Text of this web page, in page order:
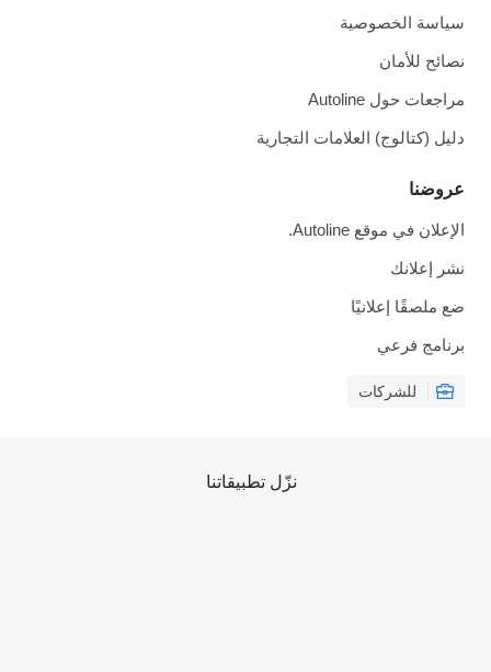
سياسة الخصوصية
نصائح للأمان
مراجعات حول Autoline
دليل (كتالوج) العلامات التجارية
عروضنا
الإعلان في موقع Autoline.
نشر إعلانك
ضع ملصقًا إعلانيًا
برنامج فرعي
للشركات
نزّل تطبيقاتنا